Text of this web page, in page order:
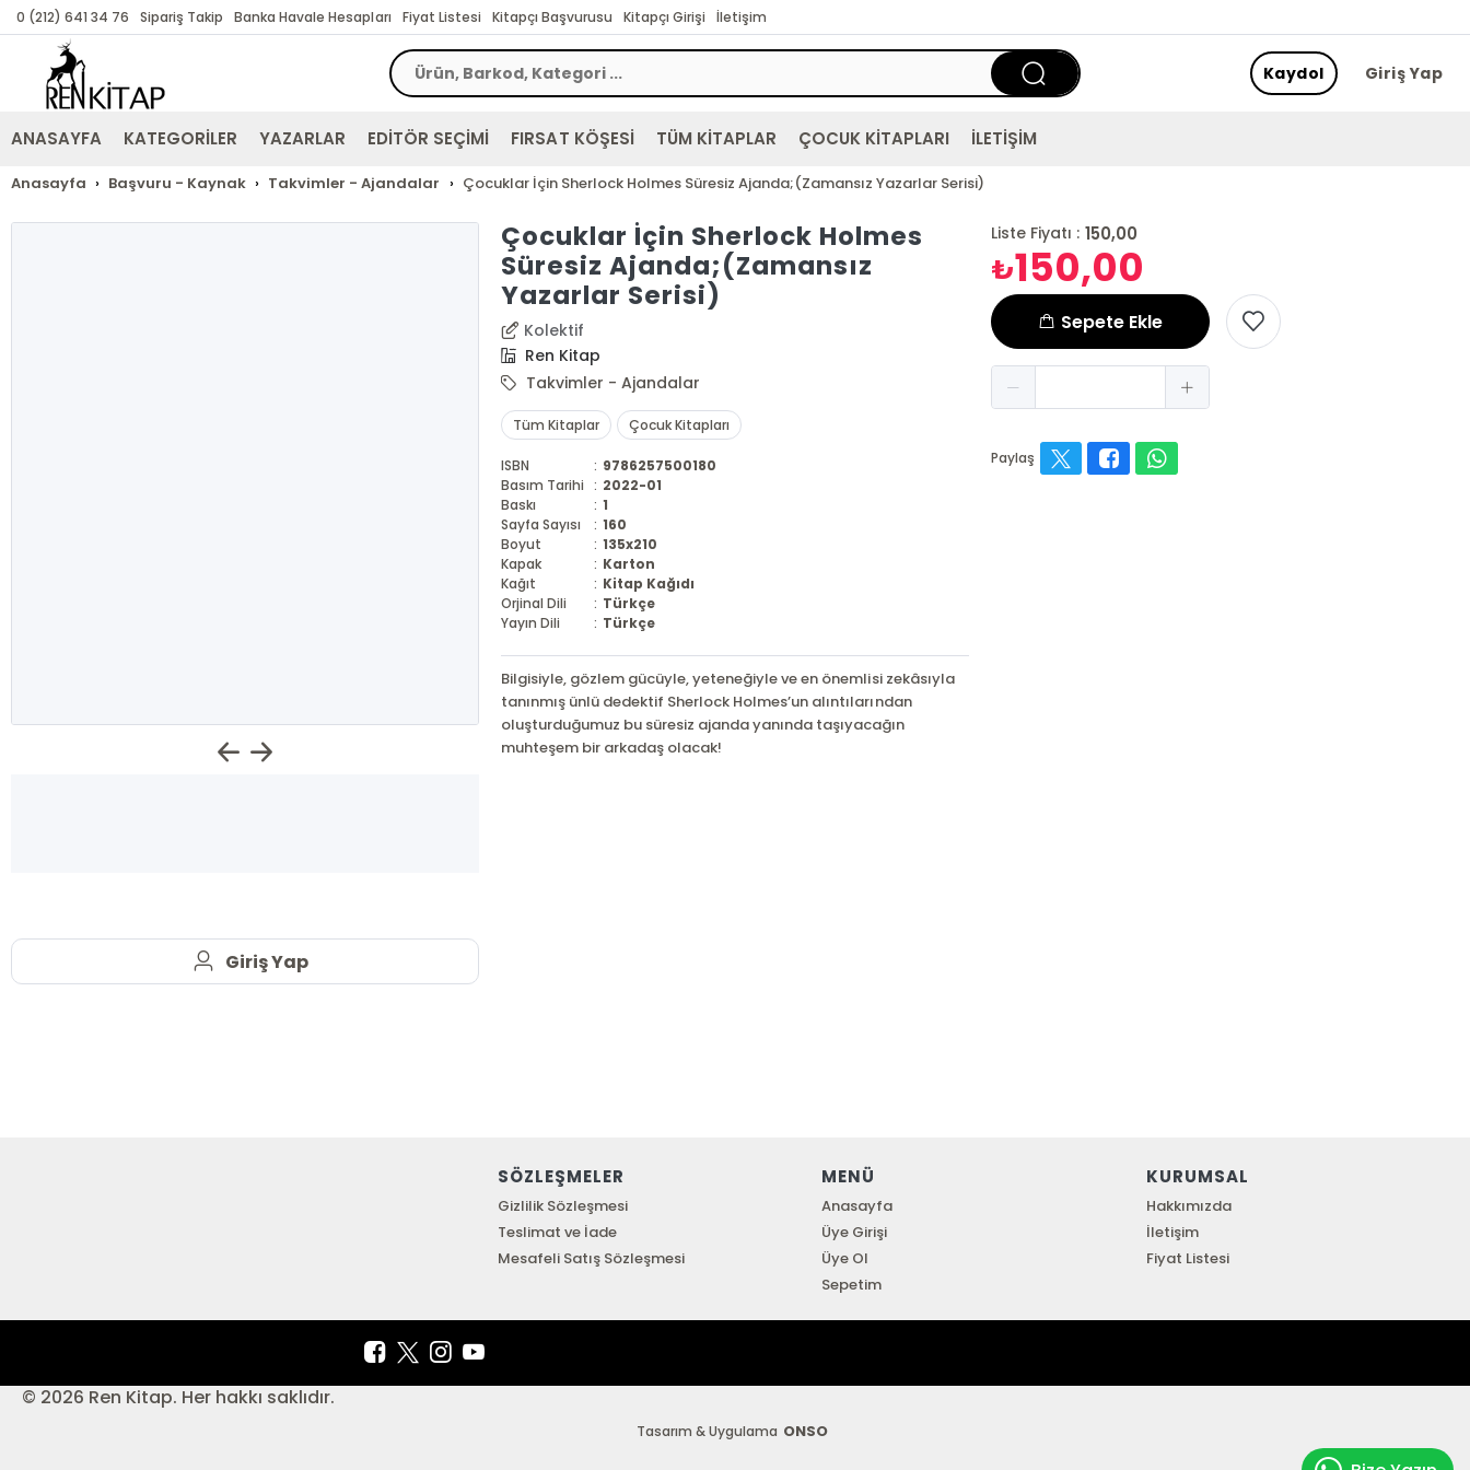
0 (212) 641 34 76 Sipariş Takip Banka Havale Hesapları Fiyat Listesi Kitapçı Başvurusu Kitapçı Girişi İletişim
Giriş Yap
Kaydol
ANASAYFA KATEGORİLER YAZARLAR EDİTÖR SEÇİMİ FIRSAT KÖŞESİ TÜM KİTAPLAR ÇOCUK KİTAPLARI İLETİŞİM
Anasayfa Başvuru - Kaynak Takvimler - Ajandalar Çocuklar İçin Sherlock Holmes Süresiz Ajanda;(Zamansız Yazarlar Serisi)
Çocuklar İçin Sherlock Holmes
Süresiz Ajanda;(Zamansız
Yazarlar Serisi)
Kolektif
Ren Kitap
Takvimler - Ajandalar
Tüm Kitaplar Çocuk Kitapları
ISBN : 9786257500180
Basım Tarihi : 2022-01
Baskı
: 1
Sayfa Sayısı
: 160
Boyut
: 135x210
Kapak
: Karton
Kağıt
: Kitap Kağıdı
Orjinal Dili
: Türkçe
Yayın Dili
: Türkçe
Bilgisiyle, gözlem gücüyle, yeteneğiyle ve en önemlisi zekâsıyla
tanınmış ünlü dedektif Sherlock Holmes’un alıntılarından
oluşturduğumuz bu süresiz ajanda yanında taşıyacağın
muhteşem bir arkadaş olacak!
Liste Fiyatı : 150,00
₺150,00
Sepete Ekle
Paylaş
Giriş Yap
SÖZLEŞMELER
Gizlilik Sözleşmesi
Teslimat ve İade
Mesafeli Satış Sözleşmesi
MENÜ
Anasayfa
Üye Girişi
Üye Ol
Sepetim
KURUMSAL
Hakkımızda
İletişim
Fiyat Listesi
© 2026 Ren Kitap. Her hakkı saklıdır.
Tasarım & Uygulama ONSO